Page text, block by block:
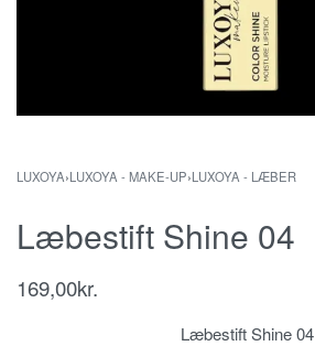
LUXOYA›LUXOYA - MAKE-UP›LUXOYA - LÆBER
Læbestift Shine 04
169,00kr.
Læbestift Shine 04